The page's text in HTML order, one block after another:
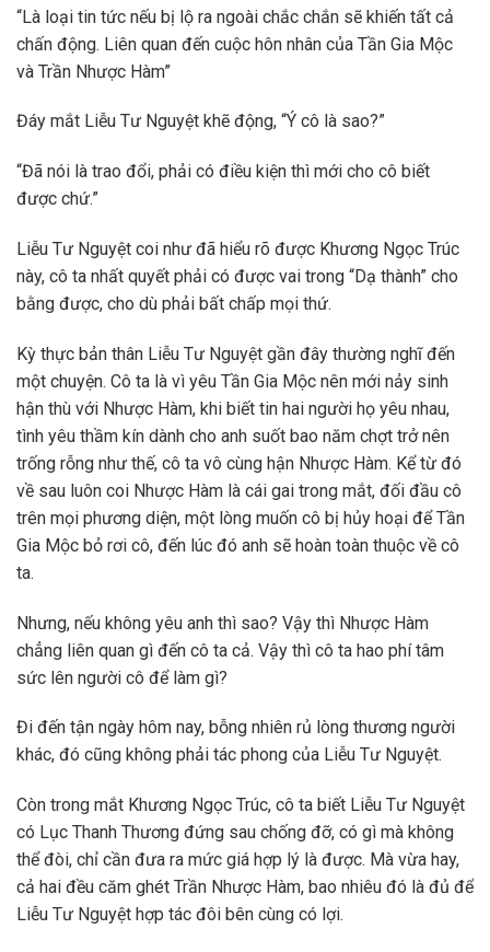
“Là loại tin tức nếu bị lộ ra ngoài chắc chắn sẽ khiến tất cả
chấn động. Liên quan đến cuộc hôn nhân của Tần Gia Mộc
và Trần Nhược Hàm”
Đáy mắt Liễu Tư Nguyệt khẽ động, “Ý cô là sao?”
“Đã nói là trao đổi, phải có điều kiện thì mới cho cô biết
được chứ.”
Liễu Tư Nguyệt coi như đã hiểu rõ được Khương Ngọc Trúc
này, cô ta nhất quyết phải có được vai trong “Dạ thành” cho
bằng được, cho dù phải bất chấp mọi thứ.
Kỳ thực bản thân Liễu Tư Nguyệt gần đây thường nghĩ đến
một chuyện. Cô ta là vì yêu Tần Gia Mộc nên mới nảy sinh
hận thù với Nhược Hàm, khi biết tin hai người họ yêu nhau,
tình yêu thầm kín dành cho anh suốt bao năm chợt trở nên
trống rỗng như thế, cô ta vô cùng hận Nhược Hàm. Kể từ đó
về sau luôn coi Nhược Hàm là cái gai trong mắt, đối đầu cô
trên mọi phương diện, một lòng muốn cô bị hủy hoại để Tần
Gia Mộc bỏ rơi cô, đến lúc đó anh sẽ hoàn toàn thuộc về cô
ta.
Nhưng, nếu không yêu anh thì sao? Vậy thì Nhược Hàm
chẳng liên quan gì đến cô ta cả. Vậy thì cô ta hao phí tâm
sức lên người cô để làm gì?
Đi đến tận ngày hôm nay, bỗng nhiên rủ lòng thương người
khác, đó cũng không phải tác phong của Liễu Tư Nguyệt.
Còn trong mắt Khương Ngọc Trúc, cô ta biết Liễu Tư Nguyệt
có Lục Thanh Thương đứng sau chống đỡ, có gì mà không
thể đòi, chỉ cần đưa ra mức giá hợp lý là được. Mà vừa hay,
cả hai đều căm ghét Trần Nhược Hàm, bao nhiêu đó là đủ để
Liễu Tư Nguyệt hợp tác đôi bên cùng có lợi.